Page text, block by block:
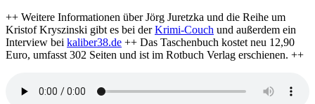
++ Weitere Informationen über Jörg Juretzka und die Reihe um
Kristof Kryszinski gibt es bei derKrimi-Couch und außerdem ein
Interview bei kaliber38.de ++ Das Taschenbuch kostet neu 12,90
Euro, umfasst 302 Seiten und ist im Rotbuch Verlag erschienen. ++